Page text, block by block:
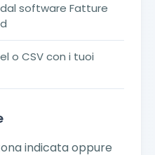
software Fatture
o CSV con i tuoi
indicata oppure